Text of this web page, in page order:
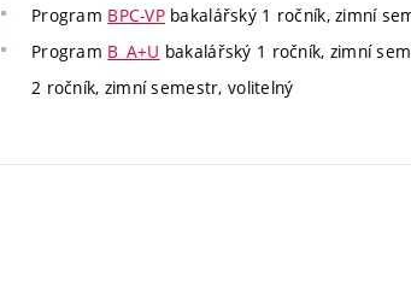
Program BPC-VPbakalářský 1 ročník, zimní
Program B_A+U bakalářský 1 ročník, zimní
2 ročník, zimní semestr, volitelný